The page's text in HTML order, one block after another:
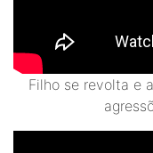
Filho se revolta e